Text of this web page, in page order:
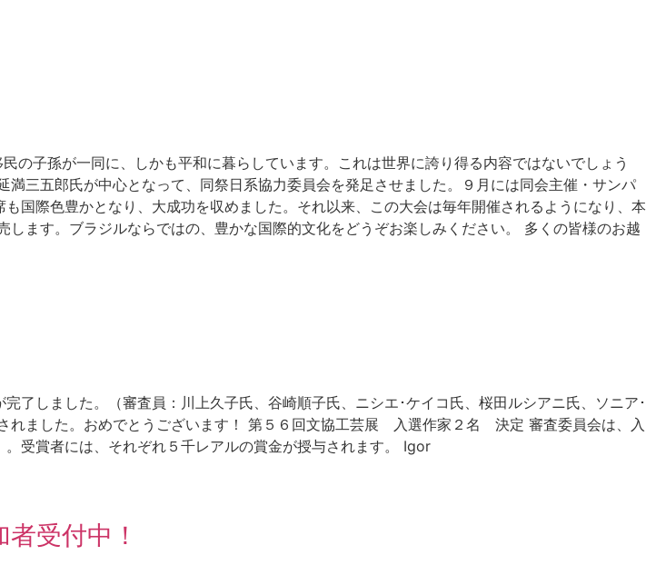
子孫が一同に、しかも平和に暮らしています。これは世界に誇り得る内容ではないでしょう
三五郎氏が中心となって、同祭日系協力委員会を発足させました。９月には同会主催・サンパ
国際色豊かとなり、大成功を収めました。それ以来、この大会は毎年開催されるようになり、本
ます。ブラジルならではの、豊かな国際的文化をどうぞお楽しみください。 多くの皆様のお越
了しました。（審査員：川上久子氏、谷崎順子氏、ニシエ･ケイコ氏、桜田ルシアニ氏、ソニア･
れました。おめでとうございます！ 第５６回文協工芸展 入選作家２名 決定 審査委員会は、入
受賞者には、それぞれ５千レアルの賞金が授与されます。 Igor
受付中！